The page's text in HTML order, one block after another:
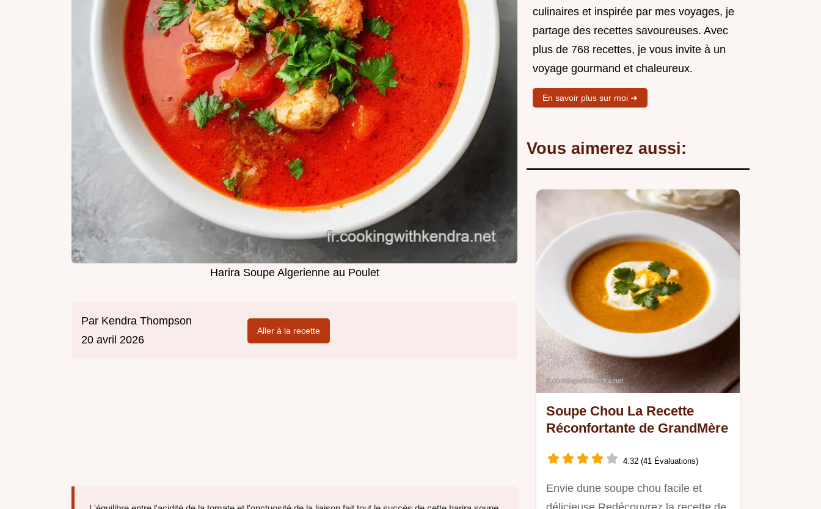
Harira Soupe Algerienne au Poulet
Par Kendra Thompson
20 avril 2026
Aller à la recette
culinaires et inspirée par mes voyages, je
partage des recettes savoureuses. Avec
plus de 768 recettes, je vous invite à un
voyage gourmand et chaleureux.
En savoir plus sur moi ➜
Vous aimerez aussi:
Soupe Chou La Recette
Réconfortante de GrandMère
4.32 (41 Évaluations)
Envie dune soupe chou facile et